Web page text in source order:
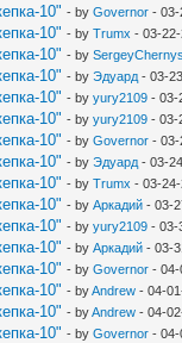
10" - byGovernor - 03-
10" - byTrumx - 03-
10" - by
10" - byЭдуард - 03-
10" - byyury2109 - 03-
10" - byyury2109 - 03-
10" - byGovernor - 03-
10" - byЭдуард - 03-
10" - byTrumx - 03-
10" - byАркадий - 03-
10" - byyury2109 - 03-
10" - byАркадий - 03-
10" - byGovernor - 04-
10" - byAndrew - 04-
10" - byAndrew - 04-
10" - byGovernor - 04-